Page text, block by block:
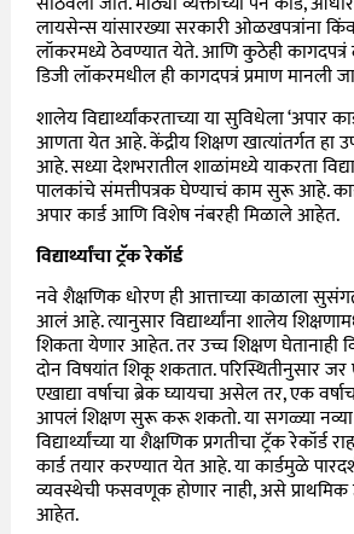
लायसेन्स यांसारख्या सरकारी ओळखपत्रांना
लॉकरमध्ये ठेवण्यात येते. आणि कुठेही कागदपत्रं
डिजी लॉकरमधील ही कागदपत्रं प्रमाण मानली
शालेय विद्यार्थ्यांकरताच्या या सुविधेला ‘अपार
आणता येत आहे. केंद्रीय शिक्षण खात्यांतर्गत हा
आहे. सध्या देशभरातील शाळांमध्ये याकरता
पालकांचे संमत्तीपत्रक घेण्याचं काम सुरू आहे. काही
अपार कार्ड आणि विशेष नंबरही मिळाले आहेत.
विद्यार्थ्यांचा ट्रॅक रेकॉर्ड
नवे शैक्षणिक धोरण ही आत्ताच्या काळाला
आलं आहे. त्यानुसार विद्यार्थ्यांना शालेय
शिकता येणार आहेत. तर उच्च शिक्षण घेतानाही
दोन विषयांत शिकू शकतात. परिस्थितीनुसार जर
एखाद्या वर्षाचा ब्रेक घ्यायचा असेल तर, एक
आपलं शिक्षण सुरू करू शकतो. या सगळ्या नव्या
विद्यार्थ्यांच्या या शैक्षणिक प्रगतीचा ट्रॅक रेकॉर्ड
कार्ड तयार करण्यात येत आहे. या कार्डमुळे
व्यवस्थेची फसवणूक होणार नाही, असे प्राथमिक
आहेत.